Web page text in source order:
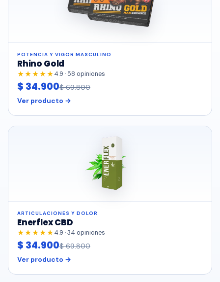
POTENCIA Y VIGOR MASCULINO
Rhino Gold
★★★★★4.9 · 58 opiniones
$ 34.900$ 69.800
Ver producto →
ARTICULACIONES Y DOLOR
Enerflex CBD
★★★★★4.9 · 34 opiniones
$ 34.900$ 69.800
Ver producto →